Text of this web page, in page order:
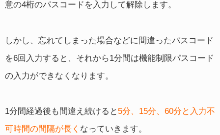
意の4桁のパスコードを入力して解除します。
しかし、忘れてしまった場合などに間違ったパスコード
を6回入力すると、それから1分間は機能制限パスコード
の入力ができなくなります。
1分間経過後も間違え続けると 5分、15分、60分と入力不
可時間の間隔が長く なっていきます。